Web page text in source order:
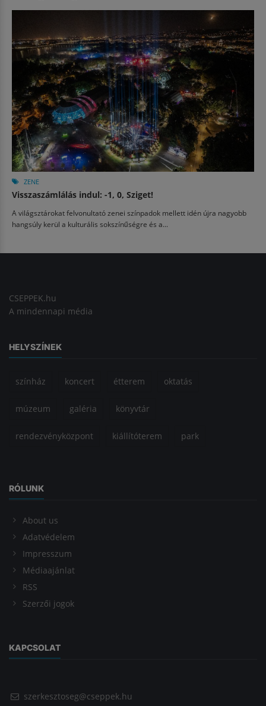
ZENE
Visszaszámlálás indul: -1, 0, Sziget!
A világsztárokat felvonultató zenei színpadok mellett idén újra nagyobb
hangsúly kerül a kulturális sokszínűségre és a...
CSEPPEK.hu
A mindennapi média
HELYSZÍNEK
színház koncert étterem oktatás
múzeum galéria könyvtár
rendezvényközpont kiállítóterem park
RÓLUNK
About us
Adatvédelem
Impresszum
Médiaajánlat
RSS
Szerzői jogok
KAPCSOLAT
szerkesztoseg@cseppek.hu